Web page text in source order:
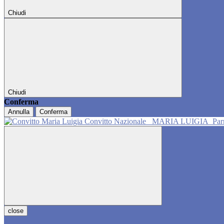
Chiudi
Chiudi
Conferma
Annulla Conferma
Convitto Nazionale MARIA LUIGIA
close